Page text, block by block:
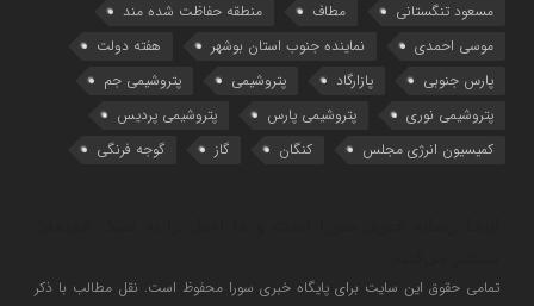
مسعود تنگستانی
مطاف
منطقه حفاظت شده مند
موسی احمدی
نماینده جنوب استان بوشهر
هفته دولت
پارس جنوبی
پازارگاد پتروشیمی
پتروشیمی جم
پتروشیمی نوری
پتروشیمی پارس
پتروشیمی پردیس
کمیسیون انرژی مجلس
کنگان گاز گوجه فرنگی
تمامی حقوق این سایت برای پایگاه خبری سورا محفوظ است. نقل مطالب با ذکر